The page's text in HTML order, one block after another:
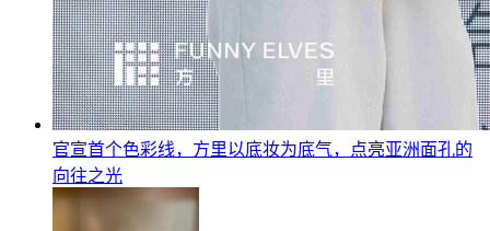
官宣首个色彩线，方里以底妆为底气，点亮亚洲面孔的
向往之光